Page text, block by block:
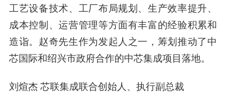
工艺设备技术、工厂布局规划、生产效率提升、
成本控制、运营管理等方面有丰富的经验积累和
造诣。赵奇先生作为发起人之一，筹划推动了中
芯国际和绍兴市政府合作的中芯集成项目落地。
刘煊杰芯联集成联合创始人、执行副总裁